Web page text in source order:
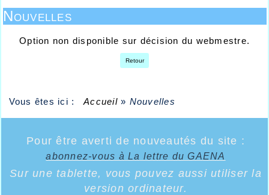
Nouvelles
Option non disponible sur décision du webmestre.
Retour
Vous êtes ici : Accueil » Nouvelles
Pour être averti de nouveautés du site :
abonnez-vous à La lettre du GAENA
Sur une tablette, vous pouvez aussi utiliser la
version ordinateur.